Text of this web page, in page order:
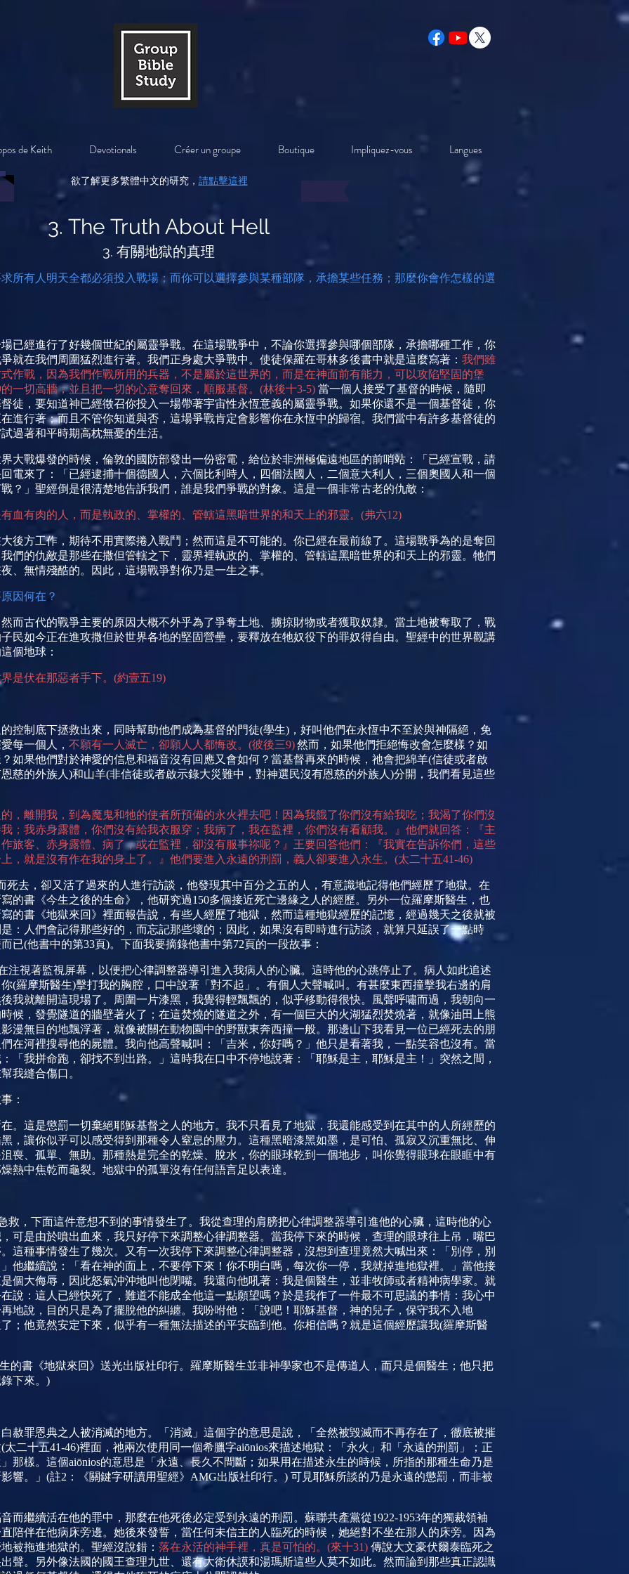
de Keith Devotionals Créer un groupe Boutique Impliquez-vous Langues
欲了解更多繁體中文的研究， 請點擊這裡
3. The Truth About Hell
3. 有關地獄的真理
所有人明天全都必須投入戰場；而你可以選擇參與某種部隊，承擔某些任務；那麼你會作怎樣的選
已經進行了好幾個世紀的屬靈爭戰。在這場戰爭中，不論你選擇參與哪個部隊，承擔哪種工作，你
就在我們周圍猛烈進行著。我們正身處大爭戰中。使徒保羅在哥林多後書中就是這麼寫著： 我們雖
作戰，因為我們作戰所用的兵器，不是屬於這世界的，而是在神面前有能力，可以攻陷堅固的堡
一切高牆，並且把一切的心意奪回來，順服基督。 (林後十3-5) 當一個人接受了基督的時候，隨即
徒，要知道神已經徵召你投入一場帶著宇宙性永恆意義的屬靈爭戰。如果你還不是一個基督徒，你
進行著；而且不管你知道與否，這場爭戰肯定會影響你在永恆中的歸宿。我們當中有許多基督徒的
過著和平時期高枕無憂的生活。
大戰爆發的時候，倫敦的國防部發出一份密電，給位於非洲極偏遠地區的前哨站：「已經宣戰，請
電來了：「已經逮捕十個德國人，六個比利時人，四個法國人，二個意大利人，三個奧國人和一個
？」聖經倒是很清楚地告訴我們，誰是我們爭戰的對象。這是一個非常古老的仇敵：
血有肉的人，而是執政的、掌權的、管轄這黑暗世界的和天上的邪靈。 (弗六12)
後方工作，期待不用實際捲入戰鬥；然而這是不可能的。你已經在最前線了。這場戰爭為的是奪回
們的仇敵是那些在撒但管轄之下，靈界裡執政的、掌權的、管轄這黑暗世界的和天上的邪靈。牠們
、無情殘酷的。因此，這場戰爭對你乃是一生之事。
因何在？
而古代的戰爭主要的原因大概不外乎為了爭奪土地、擄掠財物或者獲取奴隸。當土地被奪取了，戰
民如今正在進攻撒但於世界各地的堅固營壘，要釋放在牠奴役下的罪奴得自由。聖經中的世界觀講
個地球：
是伏在那惡者手下。 (約壹五19)
控制底下拯救出來，同時幫助他們成為基督的門徒(學生) ，好叫他們在永恆中不至於與神隔絕，免
每一個人， 不願有一人滅亡，卻願人人都悔改。 (彼後三9)然而，如果他們拒絕悔改會怎麼樣？如
如果他們對於神愛的信息和福音沒有回應又會如何？當基督再來的時候，祂會把綿羊(信徒或者啟
慈的外族人 )和山羊(非信徒或者啟示錄大災難中，對神選民沒有恩慈的外族人 )分開，我們看見這些
，離開我，到為魔鬼和牠的使者所預備的永火裡去吧！因為我餓了你們沒有給我吃；我渴了你們沒
；我赤身露體，你們沒有給我衣服穿；我病了，我在監裡，你們沒有看顧我。』他們就回答：『主
旅客、赤身露體、病了，或在監裡，卻沒有服事祢呢？』王要回答他們：『我實在告訴你們，這些
，就是沒有作在我的身上了。』他們要進入永遠的刑罰，義人卻要進入永生。 (太二十五41-46)
死去，卻又活了過來的人進行訪談，他發現其中百分之五的人，有意識地記得他們經歷了地獄。在
的書《今生之後的生命》，他研究過150多個接近死亡邊緣之人的經歷。另外一位羅摩斯醫生，也
的書《地獄來回》裡面報告說，有些人經歷了地獄，然而這種地獄經歷的記憶，經過幾天之後就被
：人們會記得那些好的，而忘記那些壞的；因此，如果沒有即時進行訪談，就算只延誤了一點時
已(他書中的第33頁)。下面我要摘錄他書中第72頁的一段故事：
注視著監視屏幕，以便把心律調整器導引進入我病人的心臟。這時他的心跳停止了。病人如此追述
(羅摩斯醫生)擊打我的胸腔，口中說著「對不起」。有個人大聲喊叫。有甚麼東西撞擊我右邊的肩
我就離開這現場了。周圍一片漆黑，我覺得輕飄飄的，似乎移動得很快。風聲呼嘯而過，我朝向一
候，發覺隧道的牆壁著火了；在這焚燒的隧道之外，有一個巨大的火湖猛烈焚燒著，就像油田上熊
漫無目的地飄浮著，就像被關在動物園中的野獸東奔西撞一般。那邊山下我看見一位已經死去的朋
在河裡搜尋他的屍體。我向他高聲喊叫：「吉米，你好嗎？」他只是看著我，一點笑容也沒有。當
「我拼命跑，卻找不到出路。」這時我在口中不停地說著：「耶穌是主，耶穌是主！」突然之間，
我縫合傷口。
：
。這是懲罰一切棄絕耶穌基督之人的地方。我不只看見了地獄，我還能感受到在其中的人所經歷的
，讓你似乎可以感受得到那種令人窒息的壓力。這種黑暗漆黑如墨，是可怕、孤寂又沉重無比、伸
喪、孤單、無助。那種熱是完全的乾燥、脫水，你的眼球乾到一個地步，叫你覺得眼球在眼眶中有
熱中焦乾而龜裂。地獄中的孤單沒有任何語言足以表達。
救，下面這件意想不到的事情發生了。我從查理的肩膀把心律調整器導引進他的心臟，這時他的心
可是由於噴出血來，我只好停下來調整心律調整器。當我停下來的時候，查理的眼球往上吊，嘴巴
這種事情發生了幾次。又有一次我停下來調整心律調整器，沒想到查理竟然大喊出來：「別停，別
他繼續說：「看在神的面上，不要停下來！你不明白嗎，每次你一停，我就掉進地獄裡。」當他接
個大侮辱，因此怒氣沖沖地叫他閉嘴。我還向他吼著：我是個醫生，並非牧師或者精神病學家。就
說：這人已經快死了，難道不能成全他這一點願望嗎？於是我作了一件最不可思議的事情：我心中
地說，目的只是為了擺脫他的糾纏。我吩咐他：「說吧！耶穌基督，神的兒子，保守我不入地
；他竟然安定下來，似乎有一種無法描述的平安臨到他。你相信嗎？就是這個經歷讓我(羅摩斯醫
的書《地獄來回》送光出版社印行。羅摩斯醫生並非神學家也不是傳道人，而只是個醫生；他只把
下來。 )
赦罪恩典之人被消滅的地方。「消滅」這個字的意思是說，「全然被毀滅而不再存在了，徹底被摧
(太二十五41-46)裡面， 祂兩次使用同一個希臘字aiōnios來描述地獄：「永火」和「永遠的刑罰」；正
那樣。這個aiōnios的意思是「永遠、長久不間斷；如果用在描述永生的時候，所指的那種生命乃是
響。」 (註2 ：《關鍵字研讀用聖經》 AMG出版社印行。 ) 可見耶穌所談的乃是永遠的懲罰，而非被
而繼續活在他的罪中，那麼在他死後必定受到永遠的刑罰。蘇聯共產黨從1922-1953年的獨裁領袖
陪伴在他病床旁邊。她後來發誓，當任何未信主的人臨死的時候，她絕對不坐在那人的床旁。因為
被拖進地獄的。聖經沒說錯： 落在永活的神手裡，真是可怕的。 (來十31) 傳說大文豪伏爾泰臨死之
聲。另外像法國的國王查理九世、還有大衛休謨和湯瑪斯這些人莫不如此。然而論到那些真正認識